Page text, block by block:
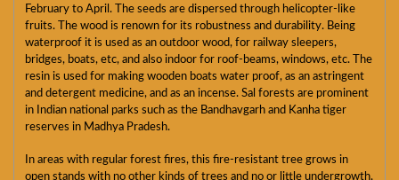
February to April. The seeds are dispersed through helicopter-like
fruits. The wood is renown for its robustness and durability. Being
waterproof it is used as an outdoor wood, for railway sleepers,
bridges, boats, etc, and also indoor for roof-beams, windows, etc. The
resin is used for making wooden boats water proof, as an astringent
and detergent medicine, and as an incense. Sal forests are prominent
in Indian national parks such as the Bandhavgarh and Kanha tiger
reserves in Madhya Pradesh.
In areas with regular forest fires, this fire-resistant tree grows in
open stands with no other kinds of trees and no or little undergrowth,